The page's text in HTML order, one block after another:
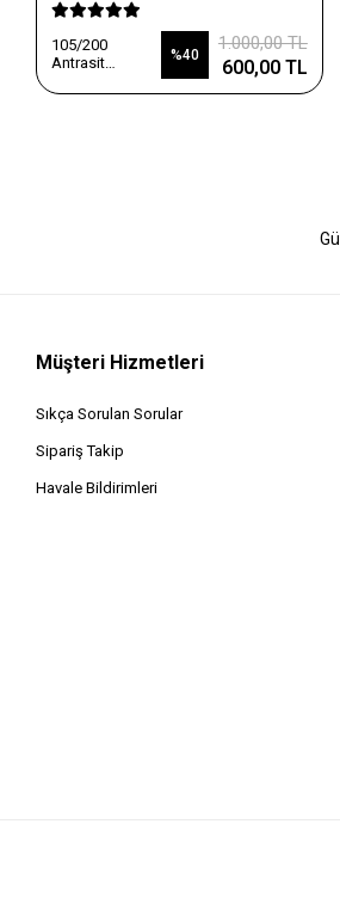
105/200
Antrasit
Zebra Perde /(
%40
1.000,00 TL
600,00 TL
Müşteri Hizmetleri
Sıkça Sorulan Sorular
Sipariş Takip
Havale Bildirimleri